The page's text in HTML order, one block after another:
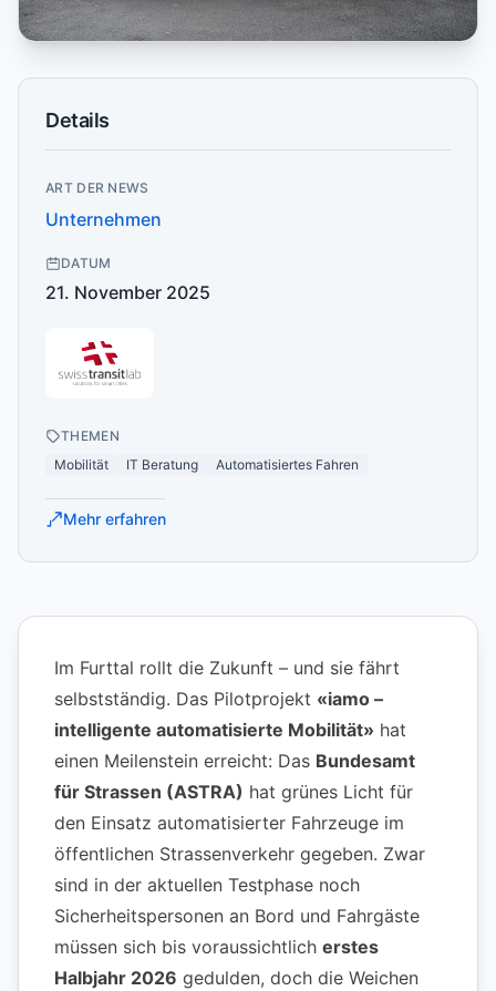
Details
ART DER NEWS
Unternehmen
DATUM
21. November 2025
THEMEN
Mobilität
IT Beratung Automatisiertes Fahren
Mehr erfahren
Im Furttal rollt die Zukunft – und sie fährt
selbstständig. Das Pilotprojekt «iamo –
intelligente automatisierte Mobilität» hat
einen Meilenstein erreicht: Das Bundesamt
für Strassen (ASTRA) hat grünes Licht für
den Einsatz automatisierter Fahrzeuge im
öffentlichen Strassenverkehr gegeben. Zwar
sind in der aktuellen Testphase noch
Sicherheitspersonen an Bord und Fahrgäste
müssen sich bis voraussichtlich erstes
Halbjahr 2026 gedulden, doch die Weichen